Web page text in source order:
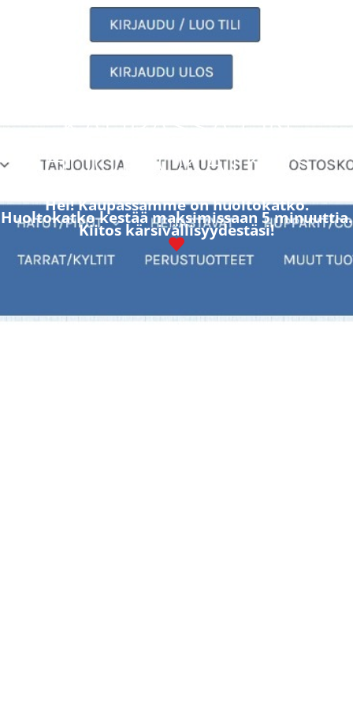
KAUPASSA ON
HUOLTOKATKOS
Hei! Kaupassamme on huoltokatko.
Huoltokatko kestää maksimissaan 5 minuuttia.
Kiitos kärsivällisyydestäsi!